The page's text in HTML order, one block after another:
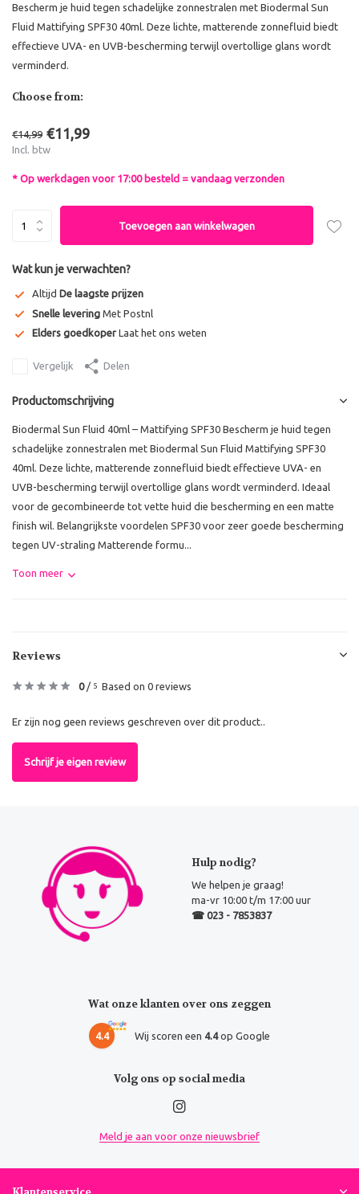
Bescherm je huid tegen schadelijke zonnestralen met Biodermal Sun
Fluid Mattifying SPF30 40ml. Deze lichte, matterende zonnefluid biedt
effectieve UVA- en UVB-bescherming terwijl overtollige glans wordt
verminderd.
Choose from:
€14,99 €11,99
Incl. btw
* Op werkdagen voor 17:00 besteld = vandaag verzonden
Toevoegen aan winkelwagen
Wat kun je verwachten?
Altijd De laagste prijzen
Snelle levering Met Postnl
Elders goedkoper Laat het ons weten
Vergelijk Delen
Productomschrijving
Biodermal Sun Fluid 40ml – Mattifying SPF30 Bescherm je huid tegen
schadelijke zonnestralen met Biodermal Sun Fluid Mattifying SPF30
40ml. Deze lichte, matterende zonnefluid biedt effectieve UVA- en
UVB-bescherming terwijl overtollige glans wordt verminderd. Ideaal
voor de gecombineerde tot vette huid die bescherming en een matte
finish wil. Belangrijkste voordelen SPF30 voor zeer goede bescherming
tegen UV-straling Matterende formu...
Toon meer
Reviews
0/ 5 Based on 0 reviews
Er zijn nog geen reviews geschreven over dit product..
Schrijf je eigen review
Hulp nodig?
We helpen je graag!
ma-vr 10:00 t/m 17:00 uur
☎ 023 - 7853837
Wat onze klanten over ons zeggen
4.4 Wij scoren een 4.4op Google
Volg ons op social media
Meld je aan voor onze nieuwsbrief